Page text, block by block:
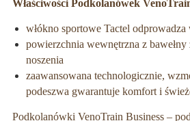
Właściwości Podkolanówek
włókno sportowe Tactel
powierzchnia wewnętrzna z
noszenia
zaawansowana technologicznie,
podeszwa gwarantuje komfort i
Podkolanówki VenoTrain Business –